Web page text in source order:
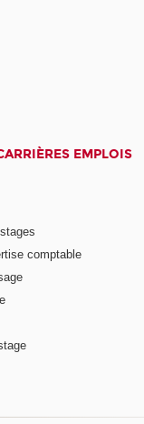
EMPLOIS
comptable